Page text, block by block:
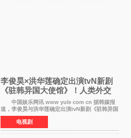
李俊昊×洪华莲确定出演tvN新剧
《驻韩异国大使馆》！人类外交
官与“龙”大使的奇幻
中国娱乐网讯 www yule com cn 据韩媒报
道，李俊昊与洪华莲确定出演tvN新剧《驻韩异国
大使馆》，分别担任男女主角，引发期待。
该剧讲述了一位因管理驻韩异国大使馆（负责管
理居住在大韩
电视剧